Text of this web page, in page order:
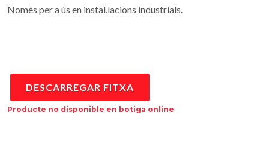
Nomès per a ús en instal.lacions industrials.
DESCARREGAR FITXA
Producte no disponible en botiga online